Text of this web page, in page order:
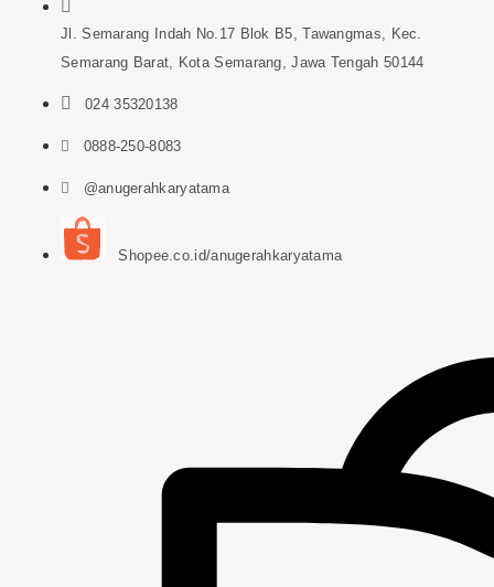
Jl. Semarang Indah No.17 Blok B5, Tawangmas, Kec.
Semarang Barat, Kota Semarang, Jawa Tengah 50144
024 35320138
0888-250-8083
@anugerahkaryatama
Shopee.co.id/anugerahkaryatama